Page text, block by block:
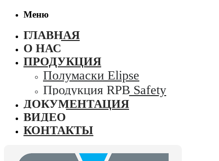
Меню
ГЛАВНАЯ
О НАС
ПРОДУКЦИЯ
Полумаски Elipse
Продукция RPB Safety
ДОКУМЕНТАЦИЯ
ВИДЕО
КОНТАКТЫ